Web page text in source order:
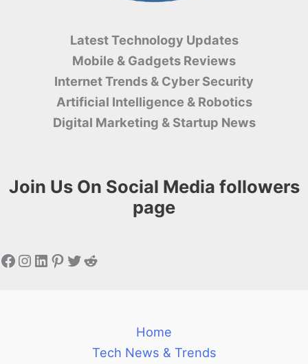
Latest Technology Updates
Mobile & Gadgets Reviews
Internet Trends & Cyber ​​Security
Artificial Intelligence & Robotics
Digital Marketing & Startup News
Join Us On Social Media followers
page
Facebook
Instagram
LinkedIn
Pinterest
Twitter
Reddit
Home
Tech News & Trends